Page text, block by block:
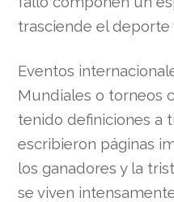
trasciende el deporte
Eventos
Mundiales o torneos
tenido definiciones a
escribieron páginas
los ganadores y la
se viven